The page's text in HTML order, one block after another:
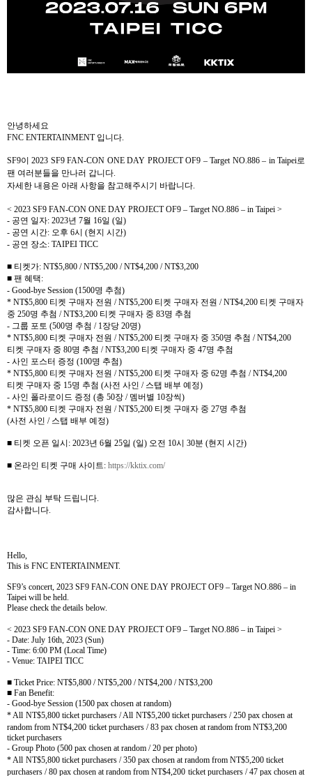
안녕하세요
FNC ENTERTAINMENT 입니다.
SF9이 2023 SF9 FAN-CON ONE DAY PROJECT OF9 –Target NO.886– in Taipei로
팬 여러분들을 만나러 갑니다.
자세한 내용은 아래 사항을 참고해주시기 바랍니다.
< 2023 SF9 FAN-CON ONE DAY PROJECT OF9 – Target NO.886 – in Taipei >
- 공연 일자: 2023년 7월 16일 (일)
- 공연 시간: 오후 6시 (현지 시간)
- 공연 장소: TAIPEI TICC
■ 티켓가: NT$5,800 / NT$5,200 / NT$4,200 / NT$3,200
■ 팬 혜택:
- Good-bye Session (1500명 추첨)
* NT$5,800 티켓 구매자 전원 / NT$5,200 티켓 구매자 전원 / NT$4,200 티켓 구매자
중 250명 추첨 / NT$3,200 티켓 구매자 중 83명 추첨
- 그룹 포토 (500명 추첨 / 1장당 20명)
* NT$5,800 티켓 구매자 전원 / NT$5,200 티켓 구매자 중 350명 추첨 / NT$4,200
티켓 구매자 중 80명 추첨 / NT$3,200 티켓 구매자 중 47명 추첨
- 사인 포스터 증정 (100명 추첨)
* NT$5,800 티켓 구매자 전원 / NT$5,200 티켓 구매자 중 62명 추첨 / NT$4,200
티켓 구매자 중 15명 추첨 (사전 사인 / 스탭 배부 예정)
- 사인 폴라로이드 증정 (총 50장 / 멤버별 10장씩)
* NT$5,800 티켓 구매자 전원 / NT$5,200 티켓 구매자 중 27명 추첨
(사전 사인 / 스탭 배부 예정)
■ 티켓 오픈 일시 : 2023년 6월 25일 (일) 오전 10시 30분 (현지 시간)
■ 온라인 티켓 구매 사이트: https://kktix.com/
많은 관심 부탁 드립니다.
감사합니다.
Hello,
This is FNC ENTERTAINMENT.
SF9’s concert, 2023 SF9 FAN-CON ONE DAY PROJECT OF9 – Target NO.886 – in
Taipei will be held.
Please check the details below.
< 2023 SF9 FAN-CON ONE DAY PROJECT OF9 – Target NO.886 – in Taipei >
- Date: July 16th, 2023 (Sun)
- Time: 6:00 PM (Local Time)
- Venue: TAIPEI TICC
■ Ticket Price: NT$5,800 / NT$5,200 / NT$4,200 / NT$3,200
■ Fan Benefit:
- Good-bye Session (1500 pax chosen at random)
* All NT$5,800 ticket purchasers / All NT$5,200 ticket purchasers / 250 pax chosen at
random from NT$4,200 ticket purchasers / 83 pax chosen at random from NT$3,200
ticket purchasers
- Group Photo (500 pax chosen at random / 20 per photo)
* All NT$5,800 ticket purchasers / 350 pax chosen at random from NT$5,200 ticket
purchasers / 80 pax chosen at random from NT$4,200 ticket purchasers / 47 pax chosen at